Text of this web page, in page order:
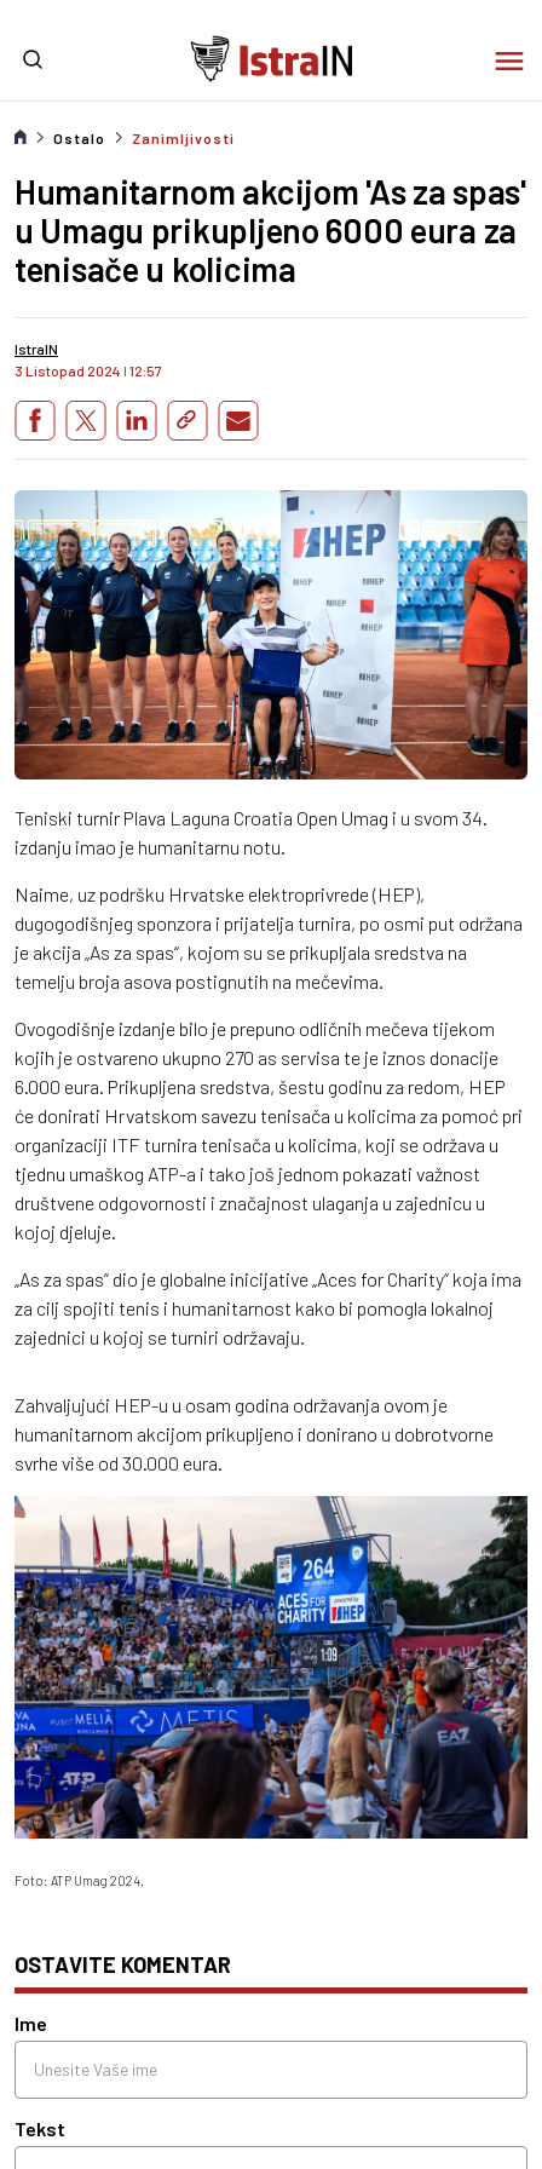
Ostalo Zanimljivosti
Humanitarnom akcijom 'As za spas'
u Umagu prikupljeno 6000 eura za
tenisače u kolicima
IstraIN
3 Listopad 2024 I 12:57
Teniski turnir Plava Laguna Croatia Open Umag i u svom 34.
izdanju imao je humanitarnu notu.
Naime, uz podršku Hrvatske elektroprivrede (HEP),
dugogodišnjeg sponzora i prijatelja turnira, po osmi put održana
je akcija „As za spas“, kojom su se prikupljala sredstva na
temelju broja asova postignutih na mečevima.
Ovogodišnje izdanje bilo je prepuno odličnih mečeva tijekom
kojih je ostvareno ukupno 270 as servisa te je iznos donacije
6.000 eura. Prikupljena sredstva, šestu godinu za redom, HEP
će donirati Hrvatskom savezu tenisača u kolicima za pomoć pri
organizaciji ITF turnira tenisača u kolicima, koji se održava u
tjednu umaškog ATP-a i tako još jednom pokazati važnost
društvene odgovornosti i značajnost ulaganja u zajednicu u
kojoj djeluje.
„As za spas“ dio je globalne inicijative „Aces for Charity“ koja ima
za cilj spojiti tenis i humanitarnost kako bi pomogla lokalnoj
zajednici u kojoj se turniri održavaju.
Zahvaljujući HEP-u u osam godina održavanja ovom je
humanitarnom akcijom prikupljeno i donirano u dobrotvorne
svrhe više od 30.000 eura.
Foto: ATP Umag 2024.
OSTAVITE KOMENTAR
Ime
Tekst